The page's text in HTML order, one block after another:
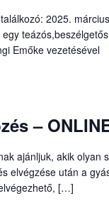
2025.
Emőke vezetésével
–
ajánljuk, akik olyan
elvégzése után a
[…]